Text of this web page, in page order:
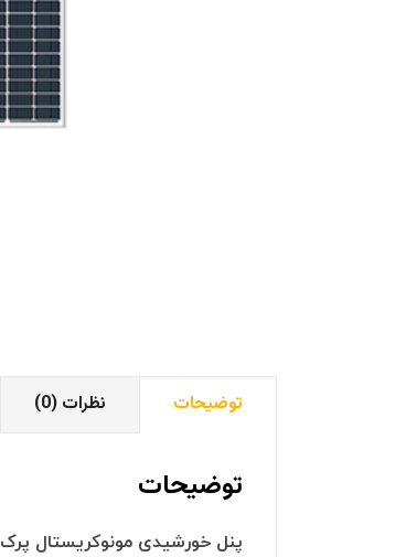
توضیحات نظرات (0)
توضیحات
پنل خورشیدی مونوکریستال پرک 455 وات LONGI مدل LR4-72HPH-455M